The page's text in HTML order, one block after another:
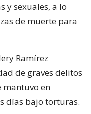
y sexuales, a lo
de muerte para
Ramírez
de graves delitos
en
días bajo torturas.